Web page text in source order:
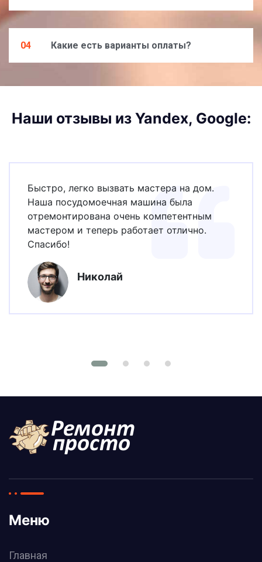
04 Какие есть варианты оплаты?
Наши отзывы из Yandex, Google:
Быстро, легко вызвать мастера на дом.
Наша посудомоечная машина была
отремонтирована очень компетентным
мастером и теперь работает отлично.
Спасибо!
Николай
Меню
Главная